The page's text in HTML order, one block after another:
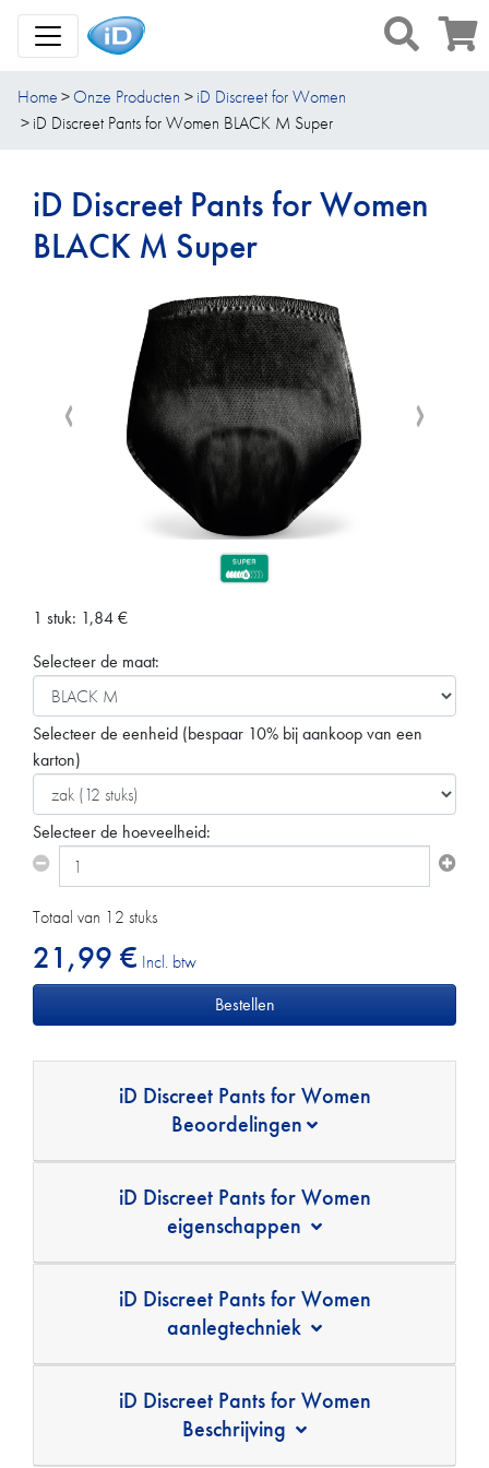
Toggle Navigation
Home Onze Producten
iD Discreet for Women
iD Discreet Pants for Women BLACK M Super
iD Discreet Pants for Women
BLACK M Super
1 stuk: 1,84€
Selecteer de maat:
Selecteer de eenheid (bespaar 10% bij aankoop van een
karton)
Selecteer de hoeveelheid:
Totaal van 12 stuks
21,99 € Incl. btw
iD Discreet Pants for Women
Beoordelingen
iD Discreet Pants for Women
eigenschappen
iD Discreet Pants for Women
aanlegtechniek
iD Discreet Pants for Women
Beschrijving